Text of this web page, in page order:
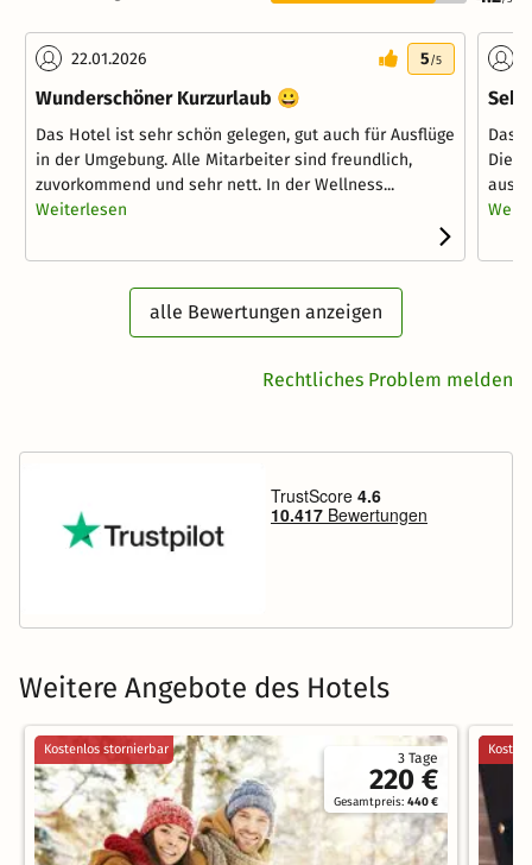
22.01.2026 5/5
Wunderschöner Kurzurlaub 😀
Das Hotel ist sehr schön gelegen, gut auch für Ausflüge
in der Umgebung. Alle Mitarbeiter sind freundlich,
zuvorkommend und sehr nett. In der Wellness...
Weiterlesen
Das
Die
alle Bewertungen anzeigen
Rechtliches Problem melden
Weitere Angebote des Hotels
3 Tage
220 €
Gesamtpreis:440 €
Kostenlos stornierbar